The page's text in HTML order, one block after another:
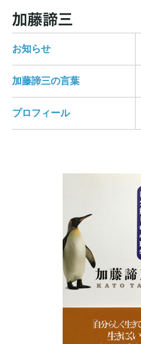
お知らせ
加藤諦三の言葉
プロフィール